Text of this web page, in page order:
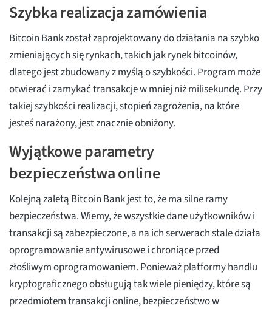
Szybka realizacja zamówienia
Bitcoin Bank został zaprojektowany do działania na szybko
zmieniających się rynkach, takich jak rynek bitcoinów,
dlatego jest zbudowany z myślą o szybkości. Program może
otwierać i zamykać transakcje w mniej niż milisekundę. Przy
takiej szybkości realizacji, stopień zagrożenia, na które
jesteś narażony, jest znacznie obniżony.
Wyjątkowe parametry
bezpieczeństwa online
Kolejną zaletą Bitcoin Bank jest to, że ma silne ramy
bezpieczeństwa. Wiemy, że wszystkie dane użytkowników i
transakcji są zabezpieczone, a na ich serwerach stale działa
oprogramowanie antywirusowe i chroniące przed
złośliwym oprogramowaniem. Ponieważ platformy handlu
kryptograficznego obsługują tak wiele pieniędzy, które są
przedmiotem transakcji online, bezpieczeństwo w